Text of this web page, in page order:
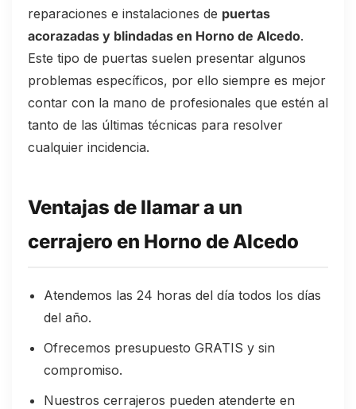
reparaciones e instalaciones de puertas
acorazadas y blindadas en Horno de Alcedo.
Este tipo de puertas suelen presentar algunos
problemas específicos, por ello siempre es mejor
contar con la mano de profesionales que estén al
tanto de las últimas técnicas para resolver
cualquier incidencia.
Ventajas de llamar a un
cerrajero en Horno de Alcedo
Atendemos las 24 horas del día todos los días
del año.
Ofrecemos presupuesto GRATIS y sin
compromiso.
Nuestros cerrajeros pueden atenderte en